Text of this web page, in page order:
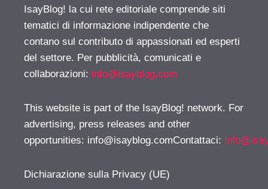
IsayBlog! la cui rete editoriale comprende siti
tematici di informazione indipendente che
contano sul contributo di appassionati ed esperti
del settore. Per pubblicità, comunicati e
collaborazioni: info@isayblog.com
This website is part of the IsayBlog! network. For
advertising, press releases and other
opportunities: info@isayblog.comContattaci:
Dichiarazione sulla Privacy (UE)